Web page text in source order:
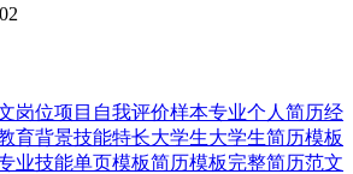
岗位项目 自我评价样本专业个人简历经
育背景技能特长大学生大学生简历模板
业技能单页模板简历模板完整简历范文